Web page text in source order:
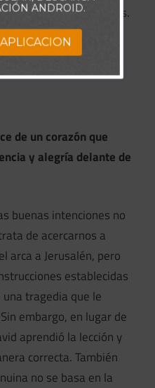
humilló delante de Dios.
al Señor.
hasta su muerte.
de un corazón que
y alegría delante de
buenas intenciones no
de acercarnos a
arca a Jerusalén, pero
establecidas
tragedia que le
embargo, en lugar de
aprendió la lección y
correcta. También
no se basa en la
ANDROID.